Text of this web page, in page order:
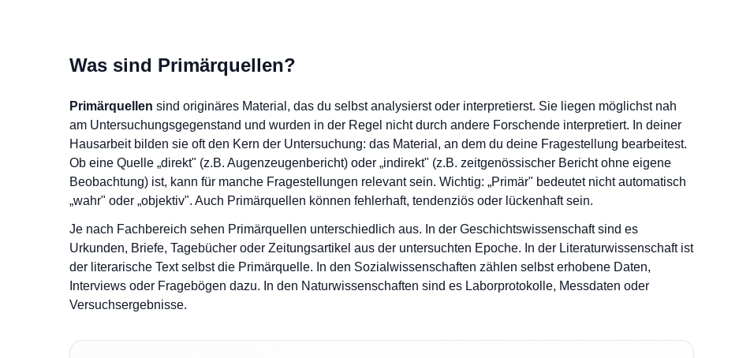
Was sind Primärquellen?
Primärquellen sind originäres Material, das du selbst analysierst oder interpretierst. Sie liegen möglichst nah
am Untersuchungsgegenstand und wurden in der Regel nicht durch andere Forschende interpretiert. In deiner
Hausarbeit bilden sie oft den Kern der Untersuchung: das Material, an dem du deine Fragestellung bearbeitest.
Ob eine Quelle „direkt" (z.B. Augenzeugenbericht) oder „indirekt" (z.B. zeitgenössischer Bericht ohne eigene
Beobachtung) ist, kann für manche Fragestellungen relevant sein. Wichtig: „Primär" bedeutet nicht automatisch
„wahr" oder „objektiv". Auch Primärquellen können fehlerhaft, tendenziös oder lückenhaft sein.
Je nach Fachbereich sehen Primärquellen unterschiedlich aus. In der Geschichtswissenschaft sind es
Urkunden, Briefe, Tagebücher oder Zeitungsartikel aus der untersuchten Epoche. In der Literaturwissenschaft ist
der literarische Text selbst die Primärquelle. In den Sozialwissenschaften zählen selbst erhobene Daten,
Interviews oder Fragebögen dazu. In den Naturwissenschaften sind es Laborprotokolle, Messdaten oder
Versuchsergebnisse.